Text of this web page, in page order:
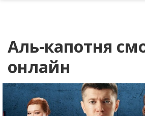
Аль-капотня
онлайн